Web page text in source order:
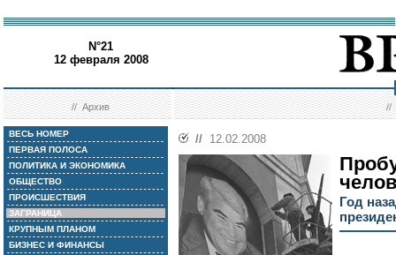
N°21
12 февраля 2008
//Архив //
ВЕСЬ НОМЕР
ПЕРВАЯ ПОЛОСА
ПОЛИТИКА И ЭКОНОМИКА
ОБЩЕСТВО
ПРОИСШЕСТВИЯ
ЗАГРАНИЦА
КРУПНЫМ ПЛАНОМ
БИЗНЕС И ФИНАНСЫ
// 12.02.2008
Год